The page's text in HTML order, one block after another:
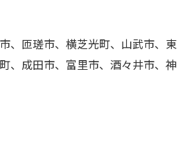
、匝瑳市、横芝光町、山武市、東
、成田市、富里市、酒々井市、神